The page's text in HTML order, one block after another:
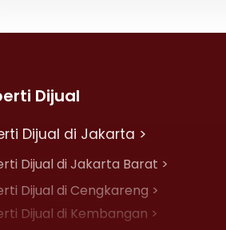
Dijual
Dijual di Jakarta >
Dijual di Jakarta Barat >
Dijual di Cengkareng >
Dijual di Kembangan >